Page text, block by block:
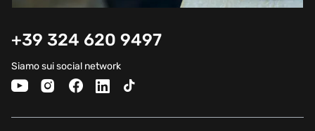
+39 324 620 9497
Siamo sui social network